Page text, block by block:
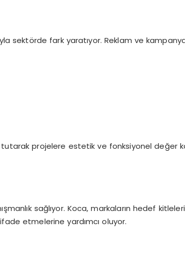
sektörde fark yaratıyor. Reklam ve
projelere estetik ve fonksiyonel değer
sağlıyor. Koca, markaların hedef
etmelerine yardımcı oluyor.